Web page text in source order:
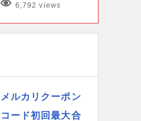
6,792 views
メルカリクーポン
コード初回最大合